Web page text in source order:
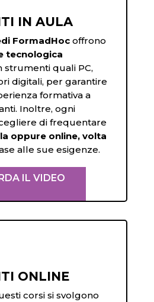
IN AULA
FormadHocoffrono
tecnologica
strumenti quali PC,
digitali, per garantire
formativa a
Inoltre, ogni
di frequentare
oppure online, volta
alle sue esigenze.
IL VIDEO
ONLINE
corsi si svolgono